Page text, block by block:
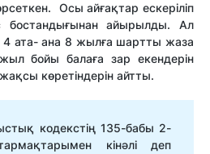
Осы айғақтар ескеріліп
айырылды. Ал
4 ата- ана 8 жылға шартты жаза
бойы балаға зар екендерін
көретіндерін айтты.
кодекстің 135-бабы 2-
кінәлі деп